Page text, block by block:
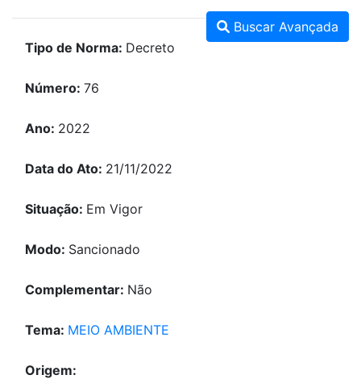
Buscar Avançada
Tipo de Norma: Decreto
Número: 76
Ano: 2022
Data do Ato: 21/11/2022
Situação: Em Vigor
Modo: Sancionado
Complementar: Não
Tema: MEIO AMBIENTE
Origem: